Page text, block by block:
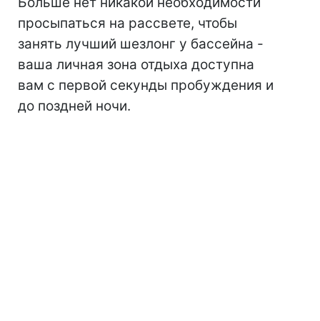
просыпаться на рассвете, чтобы
занять лучший шезлонг у бассейна -
ваша личная зона отдыха доступна
вам с первой секунды пробуждения и
до поздней ночи.